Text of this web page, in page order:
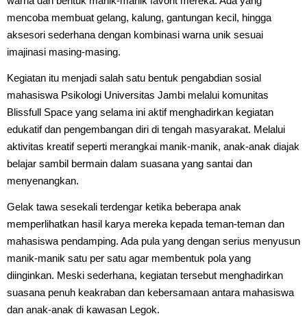
mencoba membuat gelang, kalung, gantungan kecil, hingga
aksesori sederhana dengan kombinasi warna unik sesuai
imajinasi masing-masing.
Kegiatan itu menjadi salah satu bentuk pengabdian sosial
mahasiswa Psikologi Universitas Jambi melalui komunitas
Blissfull Space yang selama ini aktif menghadirkan kegiatan
edukatif dan pengembangan diri di tengah masyarakat. Melalui
aktivitas kreatif seperti merangkai manik-manik, anak-anak diajak
belajar sambil bermain dalam suasana yang santai dan
menyenangkan.
Gelak tawa sesekali terdengar ketika beberapa anak
memperlihatkan hasil karya mereka kepada teman-teman dan
mahasiswa pendamping. Ada pula yang dengan serius menyusun
manik-manik satu per satu agar membentuk pola yang
diinginkan. Meski sederhana, kegiatan tersebut menghadirkan
suasana penuh keakraban dan kebersamaan antara mahasiswa
dan anak-anak di kawasan Legok.